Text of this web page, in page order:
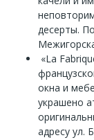
десерты.
«La
окна и
украшено
адресу ул.